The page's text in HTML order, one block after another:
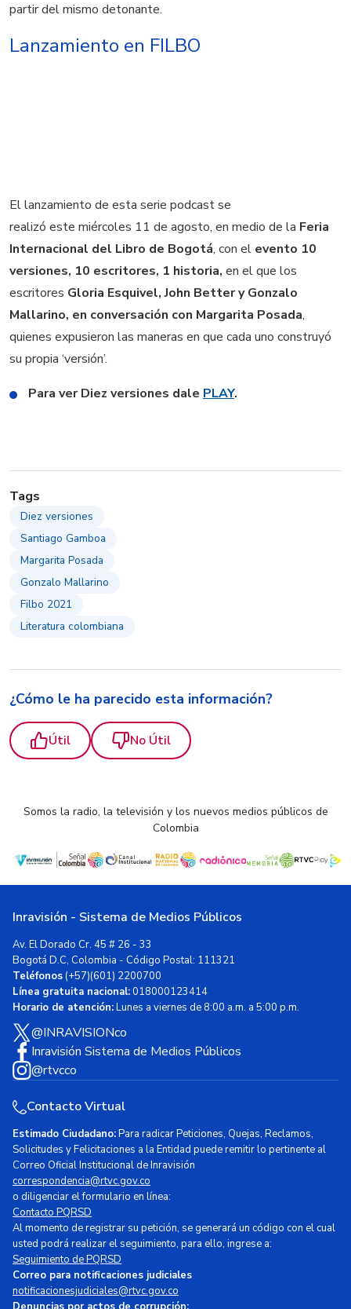
partir del mismo detonante.
Lanzamiento en FILBO
El lanzamiento de esta serie podcast se
realizó este miércoles 11 de agosto, en medio de la Feria
Internacional del Libro de Bogotá, con el evento 10
versiones, 10 escritores, 1 historia, en el que los
escritores Gloria Esquivel, John Better y Gonzalo
Mallarino, en conversación con Margarita Posada,
quienes expusieron las maneras en que cada uno construyó
su propia ‘versión’.
Para ver Diez versiones dale PLAY.
Tags
Diez versiones
Santiago Gamboa
Margarita Posada
Gonzalo Mallarino
Filbo 2021
Literatura colombiana
¿Cómo le ha parecido esta información?
Útil No Útil
Somos la radio, la televisión y los nuevos medios públicos de
Colombia
Inravisión - Sistema de Medios Públicos
Av. El Dorado Cr. 45 # 26 - 33
Bogotá D.C, Colombia - Código Postal: 111321
Teléfonos(+57)(601) 2200700
Línea gratuita nacional:018000123414
Horario de atención:Lunes a viernes de 8:00 a.m. a 5:00 p.m.
@INRAVISIONco
Inravisión Sistema de Medios Públicos
@rtvcco
Contacto Virtual
Estimado Ciudadano:Para radicar Peticiones, Quejas, Reclamos,
Solicitudes y Felicitaciones a la Entidad puede remitir lo pertinente al
Correo Oficial Institucional de Inravisión
correspondencia@rtvc.gov.co
o diligenciar el formulario en línea:
Contacto PQRSD
Al momento de registrar su petición, se generará un código con el cual
usted podrá realizar el seguimiento, para ello, ingrese a:
Seguimiento de PQRSD
Correo para notificaciones judiciales
notificacionesjudiciales@rtvc.gov.co